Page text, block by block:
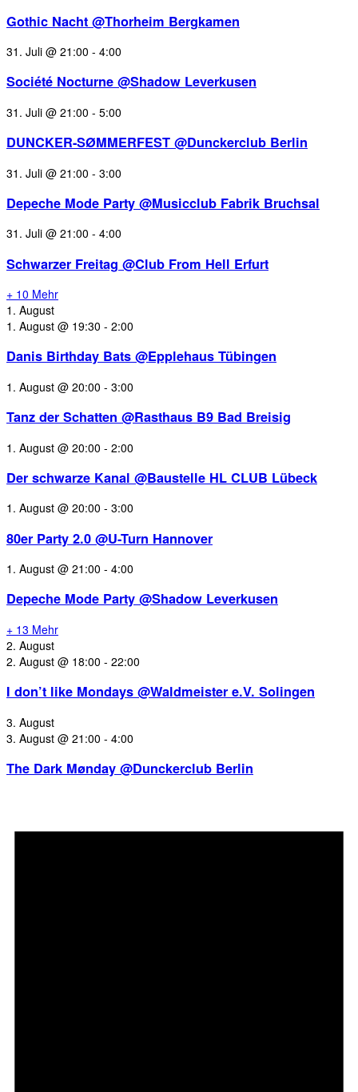
Gothic Nacht @Thorheim Bergkamen
31. Juli @ 21:00 - 4:00
Société Nocturne @Shadow Leverkusen
31. Juli @ 21:00 - 5:00
DUNCKER-SØMMERFEST @Dunckerclub Berlin
31. Juli @ 21:00 - 3:00
Depeche Mode Party @Musicclub Fabrik Bruchsal
31. Juli @ 21:00 - 4:00
Schwarzer Freitag @Club From Hell Erfurt
+ 10 Mehr
1. August
1. August @ 19:30 - 2:00
Danis Birthday Bats @Epplehaus Tübingen
1. August @ 20:00 - 3:00
Tanz der Schatten @Rasthaus B9 Bad Breisig
1. August @ 20:00 - 2:00
Der schwarze Kanal @Baustelle HL CLUB Lübeck
1. August @ 20:00 - 3:00
80er Party 2.0 @U-Turn Hannover
1. August @ 21:00 - 4:00
Depeche Mode Party @Shadow Leverkusen
+ 13 Mehr
2. August
2. August @ 18:00 - 22:00
I don’t like Mondays @Waldmeister e.V. Solingen
3. August
3. August @ 21:00 - 4:00
The Dark Mønday @Dunckerclub Berlin